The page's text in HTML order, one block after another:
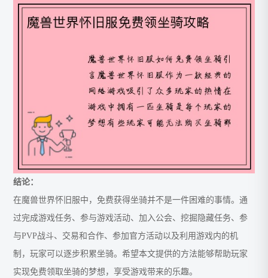
结论：
在魔兽世界怀旧服中，免费获得坐骑并不是一件困难的事情。通
过完成游戏任务、参与游戏活动、加入公会、挖掘隐藏任务、参
与PVP战斗、交易和合作、参加官方活动以及利用游戏内的机
制，玩家可以逐步积累坐骑。希望本文提供的方法能够帮助玩家
实现免费领取坐骑的梦想，享受游戏带来的乐趣。